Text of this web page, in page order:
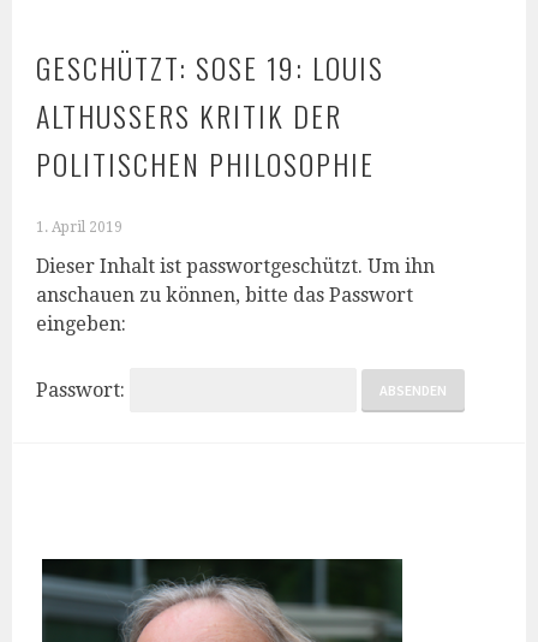
GESCHÜTZT: SOSE 19: LOUIS
ALTHUSSERS KRITIK DER
POLITISCHEN PHILOSOPHIE
1. April 2019
Dieser Inhalt ist passwortgeschützt. Um ihn
anschauen zu können, bitte das Passwort
eingeben:
Passwort: